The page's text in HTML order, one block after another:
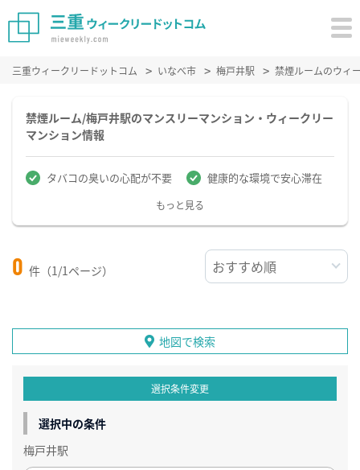
三重ウィークリードットコム いなべ市 梅戸井駅 禁煙ルームのウィ
禁煙ルーム/梅戸井駅のマンスリーマンション・ウィークリー
マンション情報
タバコの臭いの心配が不要 健康的な環境で安心滞在
もっと見る
0 件（1/1ページ）
地図で検索
選択条件変更
選択中の条件
梅戸井駅